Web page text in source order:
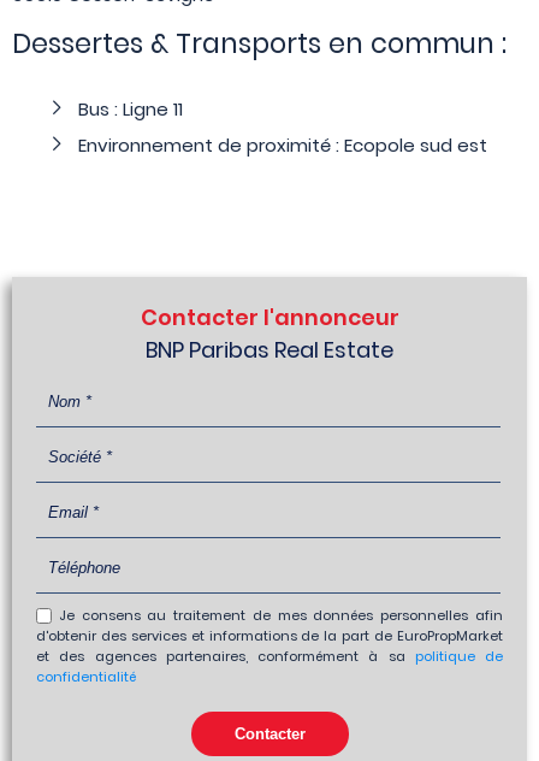
Dessertes & Transports en commun :
Bus : Ligne 11
Environnement de proximité : Ecopole sud est
Contacter l'annonceur
BNP Paribas Real Estate
Je consens au traitement de mes données personnelles afin
d'obtenir des services et informations de la part de EuroPropMarket
et des agences partenaires, conformément à sa politique de
confidentialité